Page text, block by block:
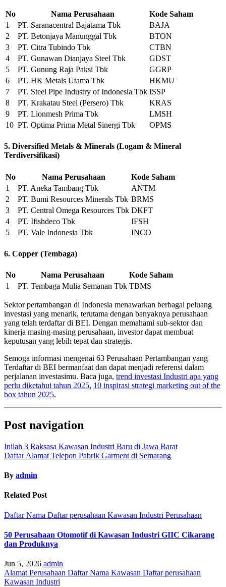
No Nama Perusahaan
Kode Saham
1
PT. Saranacentral Bajatama Tbk
BAJA
2
PT. Betonjaya Manunggal Tbk
BTON
3
PT. Citra Tubindo Tbk
CTBN
4
PT. Gunawan Dianjaya Steel Tbk
GDST
5
PT. Gunung Raja Paksi Tbk
GGRP
6
PT. HK Metals Utama Tbk
HKMU
7
PT. Steel Pipe Industry of Indonesia Tbk ISSP
8
PT. Krakatau Steel (Persero) Tbk
KRAS
9
PT. Lionmesh Prima Tbk
LMSH
10 PT. Optima Prima Metal Sinergi Tbk OPMS
5. Diversified Metals & Minerals (Logam & Mineral
Terdiversifikasi)
No Nama Perusahaan
Kode Saham
1
PT. Aneka Tambang Tbk
ANTM
2
PT. Bumi Resources Minerals Tbk BRMS
3
PT. Central Omega Resources Tbk DKFT
4
PT. Ifishdeco Tbk
IFSH
5
PT. Vale Indonesia Tbk INCO
6. Copper (Tembaga)
No Nama Perusahaan
Kode Saham
1
PT. Tembaga Mulia Semanan Tbk TBMS
Sektor pertambangan di Indonesia menawarkan berbagai peluang
investasi yang menarik, terutama dengan banyaknya perusahaan
yang telah terdaftar di BEI. Dengan memahami sub-sektor dan
kinerja masing-masing perusahaan, investor dapat membuat
keputusan yang lebih tepat dan strategis.
Semoga informasi mengenai 63 Perusahaan Pertambangan yang
Terdaftar di BEI bermanfaat dan dapat menjadi referensi dalam
perjalanan investasimu. Baca juga, trend investasi Industri apa yang
perlu diketahui tahun 2025, 10 inspirasi strategi marketing out of the
box tahun 2025.
Post navigation
Inilah 3 Raksasa Kawasan Industri Baru di Jawa Barat
Daftar Alamat Telepon Pabrik Garment di Semarang
By admin
Related Post
Daftar Nama Daftar perusahaan Kawasan Industri Perusahaan
50 Perusahaan Otomotif di Kawasan Industri GIIC Cikarang
dan Produknya
Jun 5, 2026 admin
Alamat Perusahaan Daftar Nama Kawasan Daftar perusahaan
Kawasan Industri